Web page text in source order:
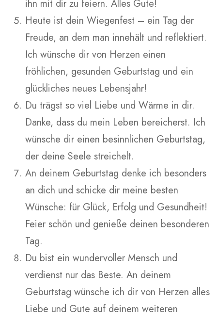
ihn mit dir zu feiern. Alles Gute!
Heute ist dein Wiegenfest – ein Tag der
Freude, an dem man innehält und reflektiert.
Ich wünsche dir von Herzen einen
fröhlichen, gesunden Geburtstag und ein
glückliches neues Lebensjahr!
Du trägst so viel Liebe und Wärme in dir.
Danke, dass du mein Leben bereicherst. Ich
wünsche dir einen besinnlichen Geburtstag,
der deine Seele streichelt.
An deinem Geburtstag denke ich besonders
an dich und schicke dir meine besten
Wünsche: für Glück, Erfolg und Gesundheit!
Feier schön und genieße deinen besonderen
Tag.
Du bist ein wundervoller Mensch und
verdienst nur das Beste. An deinem
Geburtstag wünsche ich dir von Herzen alles
Liebe und Gute auf deinem weiteren